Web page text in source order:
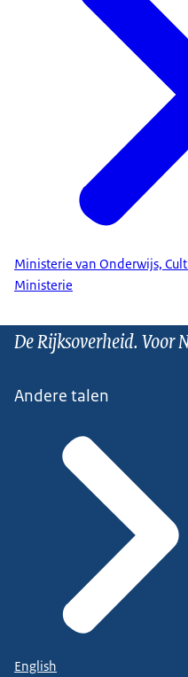
Ministerie van Onderwijs,
Ministerie
De Rijksoverheid. Voor
Andere talen
English